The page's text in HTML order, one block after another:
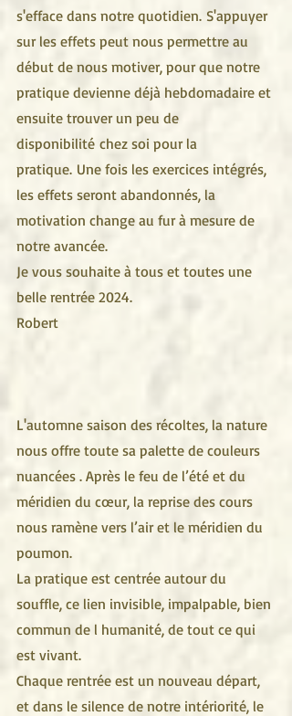
s'efface dans notre quotidien. S'appuyer
sur les effets peut nous permettre au
début de nous motiver, pour que notre
pratique devienne déjà hebdomadaire et
ensuite trouver un peu de
disponibilité chez soi pour la
pratique. Une fois les exercices intégrés,
les effets seront abandonnés, la
motivation change au fur à mesure de
notre avancée.
Je vous souhaite à tous et toutes une
belle rentrée 2024.
Robert
L'automne saison des récoltes, la nature
nous offre toute sa palette de couleurs
nuancées . Après le feu de l’été et du
méridien du cœur, la reprise des cours
nous ramène vers l’air et le méridien du
poumon.
La pratique est centrée autour du
souffle, ce lien invisible, impalpable, bien
commun de l humanité, de tout ce qui
est vivant.
Chaque rentrée est un nouveau départ,
et dans le silence de notre intériorité, le